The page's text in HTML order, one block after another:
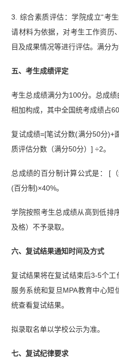
3. 综合素质评估：学院成立“考
请材料为依据，对考生工作资历
目及成果情况等进行评估。满分为
五、考生成绩评定
考生总成绩满分为100分。总成
相加构成，其中全国统考成绩占
复试成绩=[笔试分数(满分50分)+
质评估分数（满分50分）] ÷2。
总成绩的百分制计算公式是： [
(百分制)×40%。
学院按照考生总成绩从高到低排
及格）不予录取。
六、复试结果通知时间及方式
复试结果将在复试结束后3-5个
服务系统和复旦MPA教育中心短
统查看复试结果。
拟录取名单以学校公示为准。
七、复试纪律要求